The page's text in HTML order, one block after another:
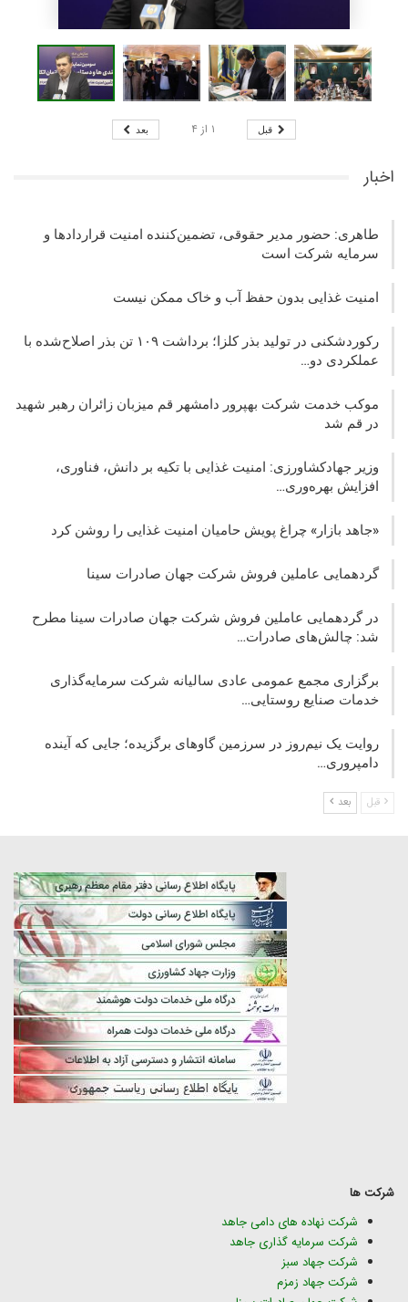
قبل ۱ از ۴ بعد
اخبار
طاهری: حضور مدیر حقوقی، تضمین‌کننده امنیت قراردادها و
سرمایه شرکت‌ است
امنیت غذایی بدون حفظ آب و خاک ممکن نیست
رکوردشکنی در تولید بذر کلزا؛ برداشت ۱۰۹ تن بذر اصلاح‌شده با
عملکردی دو…
موکب خدمت شرکت بهپرور دامشهر قم میزبان زائران رهبر شهید
در قم شد
وزیر جهادکشاورزی: امنیت غذایی با تکیه بر دانش، فناوری،
افزایش بهره‌وری…
«جاهد بازار» چراغ پویش حامیان امنیت غذایی را روشن کرد
گردهمایی عاملین فروش شرکت جهان صادرات سینا
در گردهمایی عاملین فروش شرکت جهان صادرات سینا مطرح
شد: چالش‌های صادرات…
برگزاری مجمع عمومی عادی سالیانه شرکت سرمایه‌گذاری
خدمات صنایع روستایی…
روایت یک نیم‌روز در سرزمین گاوهای برگزیده؛ جایی که آینده
دامپروری…
قبل بعد
شرکت ها
شرکت نهاده های دامی جاهد
شرکت سرمایه گذاری جاهد
شرکت جهاد سبز
شرکت جهاد زمزم